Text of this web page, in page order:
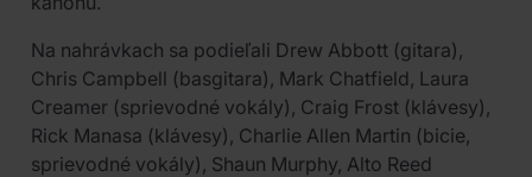
Na nahrávkach sa podieľali Drew Abbott (gitara),
Chris Campbell (basgitara), Mark Chatfield, Laura
Creamer (sprievodné vokály), Craig Frost (klávesy),
Rick Manasa (klávesy), Charlie Allen Martin (bicie,
sprievodné vokály), Shaun Murphy, Alto Reed